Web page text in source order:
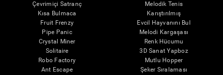
Çevrimiçi Satranç
Kısa Bulmaca
Fruit Frenzy
Pipe Panic
Crystal Miner
Solitaire
Robo Factory
Ant Escape
Melodik Tenis
Karıştırılmış
Evcil Hayvanını Bul
Melodi Kargaşası
Renk Hücumu
3D Sanat Yapboz
Mutlu Hopper
Şeker Sıralaması